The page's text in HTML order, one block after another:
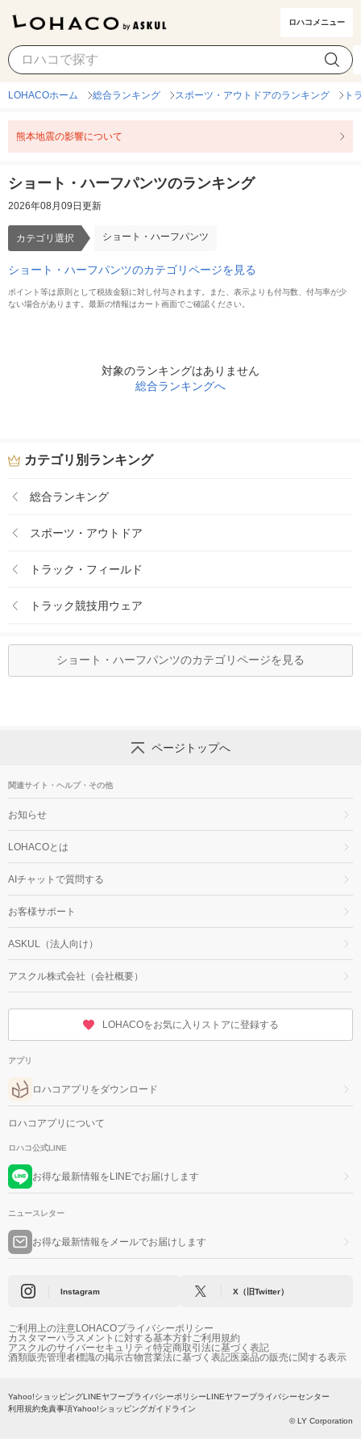
ロハコメニュー
ショート・ハーフパンツ カテゴリ選択
LOHACOホーム 総合ランキング スポーツ・アウトドアのランキング ト
熊本地震の影響について
ショート・ハーフパンツのランキング
2026年08月09日更新
カテゴリ選択 ショート・ハーフパンツ
ショート・ハーフパンツのカテゴリページを見る
ポイント等は原則として税抜金額に対し付与されます。また、表示よりも付与数、付与率が少
ない場合があります。最新の情報はカート画面でご確認ください。
対象のランキングはありません
総合ランキングへ
カテゴリ別ランキング
総合ランキング
スポーツ・アウトドア
トラック・フィールド
トラック競技用ウェア
ショート・ハーフパンツのカテゴリページを見る
ページトップへ
関連サイト・ヘルプ・その他
お知らせ
LOHACOとは
AIチャットで質問する
お客様サポート
ASKUL（法人向け）
アスクル株式会社（会社概要）
LOHACOをお気に入りストアに登録する
アプリ
ロハコアプリをダウンロード
ロハコアプリについて
ロハコ公式LINE
お得な最新情報をLINEでお届けします
ニュースレター
お得な最新情報をメールでお届けします
Instagram X（旧Twitter）
ご利用上の注意LOHACOプライバシーポリシー
カスタマーハラスメントに対する基本方針ご利用規約
アスクルのサイバーセキュリティ特定商取引法に基づく表記
酒類販売管理者標識の掲示古物営業法に基づく表記医薬品の販売に関する表示
Yahoo!ショッピングLINEヤフープライバシーポリシーLINEヤフープライバシーセンター
利用規約免責事項Yahoo!ショッピングガイドライン
© LY Corporation